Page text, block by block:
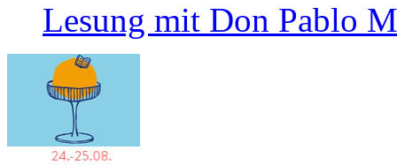
Lesung mit Don Pablo